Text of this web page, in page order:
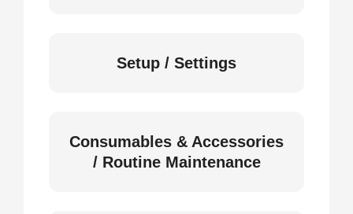
Setup / Settings
Consumables & Accessories
/ Routine Maintenance